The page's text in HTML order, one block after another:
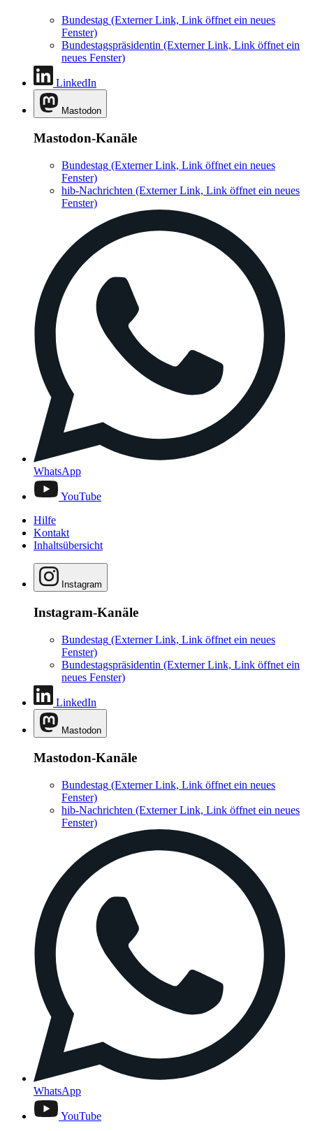
Bundestag (Externer Link, Link öffnet ein neues
Fenster)
Bundestagspräsidentin (Externer Link, Link öffnet ein
neues Fenster)
LinkedIn
Mastodon
Mastodon-Kanäle
Bundestag (Externer Link, Link öffnet ein neues
Fenster)
hib-Nachrichten (Externer Link, Link öffnet ein neues
Fenster)
WhatsApp
YouTube
Hilfe
Kontakt
Inhaltsübersicht
Instagram
Instagram-Kanäle
Bundestag (Externer Link, Link öffnet ein neues
Fenster)
Bundestagspräsidentin (Externer Link, Link öffnet ein
neues Fenster)
LinkedIn
Mastodon
Mastodon-Kanäle
Bundestag (Externer Link, Link öffnet ein neues
Fenster)
hib-Nachrichten (Externer Link, Link öffnet ein neues
Fenster)
WhatsApp
YouTube